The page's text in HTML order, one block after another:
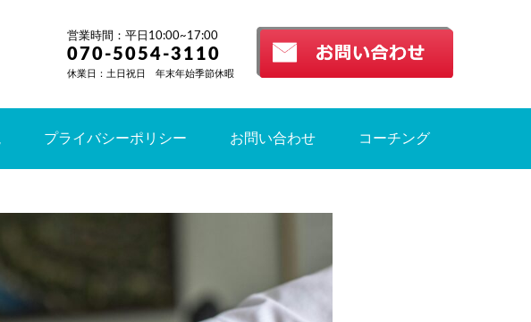
営業時間：平日10:00~17:00
070-5054-3110
休業日：土日祝日 年末年始季節休暇
プライバシーポリシー お問い合わせ コーチング